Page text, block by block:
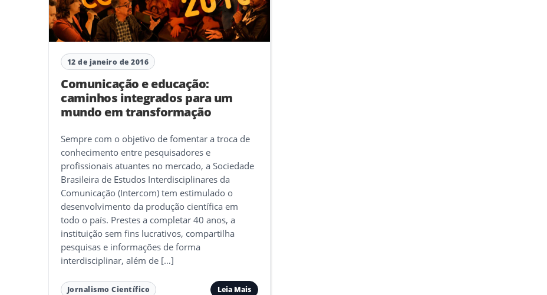
12 de janeiro de 2016
Comunicação e educação:
caminhos integrados para um
mundo em transformação
Sempre com o objetivo de fomentar a troca de
conhecimento entre pesquisadores e
profissionais atuantes no mercado, a Sociedade
Brasileira de Estudos Interdisciplinares da
Comunicação (Intercom) tem estimulado o
desenvolvimento da produção científica em
todo o país. Prestes a completar 40 anos, a
instituição sem fins lucrativos, compartilha
pesquisas e informações de forma
interdisciplinar, além de […]
Jornalismo Científico Leia Mais